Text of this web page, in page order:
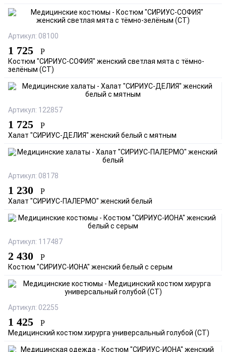
Артикул: 08100
1 725 Р
Костюм "СИРИУС-СОФИЯ" женский светлая мята с тёмно-
зелёным (СТ)
Артикул: 122857
1 725 Р
Халат "СИРИУС-ДЕЛИЯ" женский белый с мятным
Артикул: 08178
1 230 Р
Халат "СИРИУС-ПАЛЕРМО" женский белый
Артикул: 117487
2 430 Р
Костюм "СИРИУС-ИОНА" женский белый с серым
Артикул: 02255
1 425 Р
Медицинский костюм хирурга универсальный голубой (СТ)